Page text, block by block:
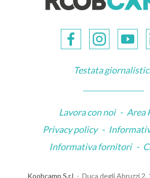
Testata
Lavora con noi - Area
Privacy policy -
Informativa fornitori -
Koobcamp S.r.l Duca degli Abruzzi 2,